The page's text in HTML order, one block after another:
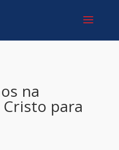
na
para